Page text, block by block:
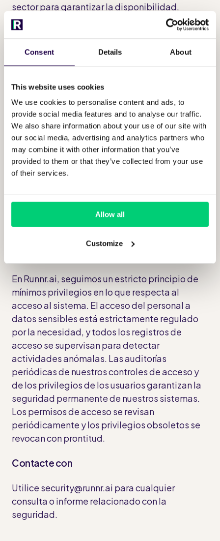
Consent Details About
This website uses cookies
We use cookies to personalise content and ads, to
provide social media features and to analyse our traffic.
We also share information about your use of our site with
our social media, advertising and analytics partners who
may combine it with other information that you’ve
provided to them or that they’ve collected from your use
of their services.
Allow all
Customize
sector para garantizar la disponibilidad,
confidencialidad e integridad de sus datos.
Utilizamos prácticas de cifrado sólidas y
estandarizadas para salvaguardar los datos en
reposo se cifran utilizando metodologías
criptográficas avanzadas como AES-256. Para
la transmisión de datos, empleamos el cifrado
SSL/TLS, que garantiza la protección de los
datos comunicados entre el usuario y nuestros
servidores. Como parte de nuestras políticas
de claves que incluye la rotación periódica de
las mismas para mantener la seguridad de los
datos al más alto nivel.
En Runnr.ai, seguimos un estricto principio de
mínimos privilegios en lo que respecta al
acceso al sistema. El acceso del personal a
datos sensibles está estrictamente regulado
por la necesidad, y todos los registros de
acceso se supervisan para detectar
actividades anómalas. Las auditorías
periódicas de nuestros controles de acceso y
de los privilegios de los usuarios garantizan la
seguridad permanente de nuestros sistemas.
Los permisos de acceso se revisan
periódicamente y los privilegios obsoletos se
revocan con prontitud.
Contacte con
Utilice security@runnr.ai para cualquier
consulta o informe relacionado con la
seguridad.